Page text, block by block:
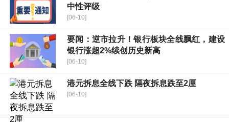
中性评级
[06-10]
要闻：逆市拉升！银行板块全线飘红，建设
银行涨超2%续创历史新高
[06-10]
港元拆息全线下跌 隔夜拆息跌至2厘
[06-10]